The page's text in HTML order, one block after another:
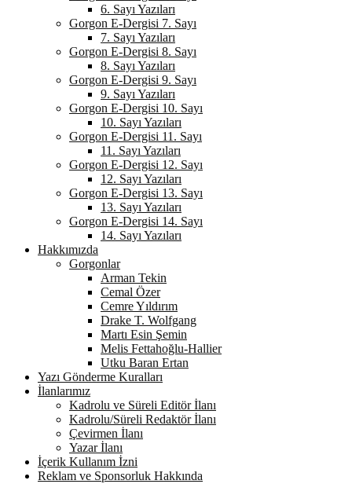
6. Sayı Yazıları
Gorgon E-Dergisi 7. Sayı
7. Sayı Yazıları
Gorgon E-Dergisi 8. Sayı
8. Sayı Yazıları
Gorgon E-Dergisi 9. Sayı
9. Sayı Yazıları
Gorgon E-Dergisi 10. Sayı
10. Sayı Yazıları
Gorgon E-Dergisi 11. Sayı
11. Sayı Yazıları
Gorgon E-Dergisi 12. Sayı
12. Sayı Yazıları
Gorgon E-Dergisi 13. Sayı
13. Sayı Yazıları
Gorgon E-Dergisi 14. Sayı
14. Sayı Yazıları
Hakkımızda
Gorgonlar
Arman Tekin
Cemal Özer
Cemre Yıldırım
Drake T. Wolfgang
Martı Esin Şemin
Melis Fettahoğlu-Hallier
Utku Baran Ertan
Yazı Gönderme Kuralları
İlanlarımız
Kadrolu ve Süreli Editör İlanı
Kadrolu/Süreli Redaktör İlanı
Çevirmen İlanı
Yazar İlanı
İçerik Kullanım İzni
Reklam ve Sponsorluk Hakkında